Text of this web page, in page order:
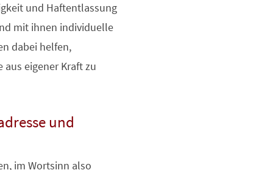
und Haftentlassung
mit ihnen individuelle
dabei helfen,
eigener Kraft zu
und
im Wortsinn also